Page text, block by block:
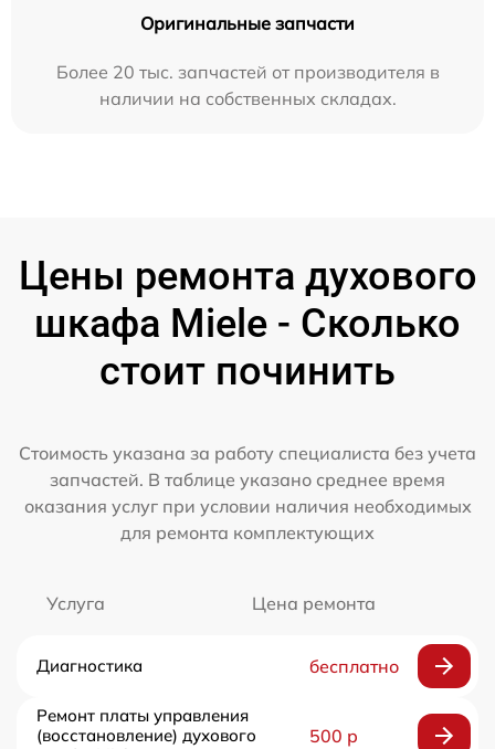
Оригинальные запчасти
Более 20 тыс. запчастей от производителя в
наличии на собственных складах.
Цены ремонта духового
шкафа Miele - Сколько
стоит починить
Стоимость указана за работу специалиста без учета
запчастей. В таблице указано среднее время
оказания услуг при условии наличия необходимых
для ремонта комплектующих
Услуга Цена ремонта
Диагностика бесплатно
Ремонт платы управления
(восстановление) духового
500 р